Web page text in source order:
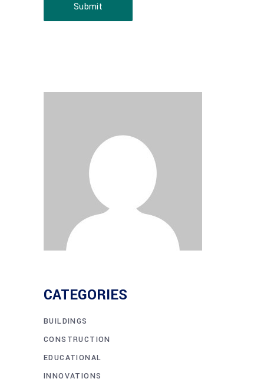
Submit
CATEGORIES
BUILDINGS
CONSTRUCTION
EDUCATIONAL
INNOVATIONS